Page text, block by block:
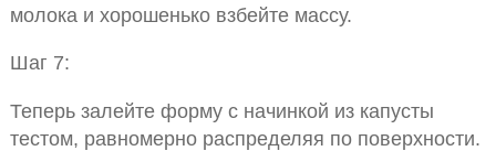
молока и хорошенько взбейте массу.
Шаг 7:
Теперь залейте форму с начинкой из капусты
тестом, равномерно распределяя по поверхности.